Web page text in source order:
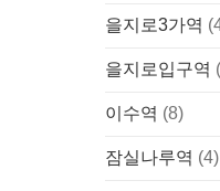
을지로3가역
을지로입구역
이수역 (8)
잠실나루역 (4)